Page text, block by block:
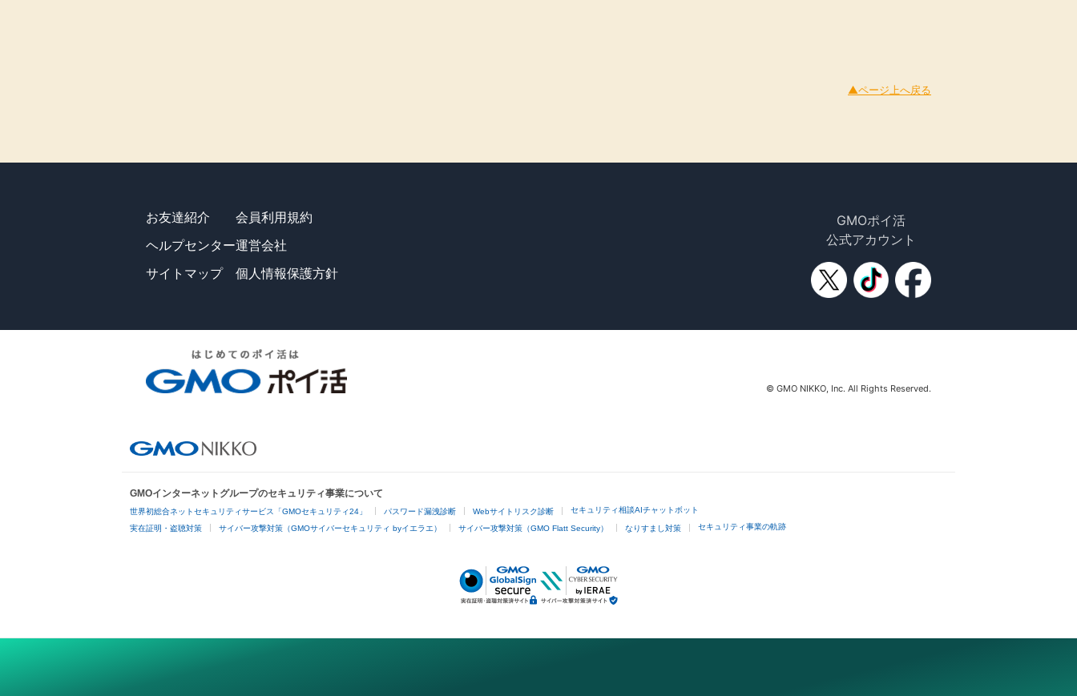
▲ページ上へ戻る
お友達紹介
ヘルプセンター
サイトマップ
会員利用規約
運営会社
個人情報保護方針
GMOポイ活
公式アカウント
© GMO NIKKO, Inc. All Rights Reserved.
GMOインターネットグループのセキュリティ事業について
世界初総合ネットセキュリティサービス「GMOセキュリティ24」 パスワード漏洩診断 Webサイトリスク診断 セキュリティ相談AIチャットボット
実在証明・盗聴対策 サイバー攻撃対策（GMOサイバーセキュリティ byイエラエ） サイバー攻撃対策（GMO Flatt Security） なりすまし対策 セキュリティ事業の軌跡